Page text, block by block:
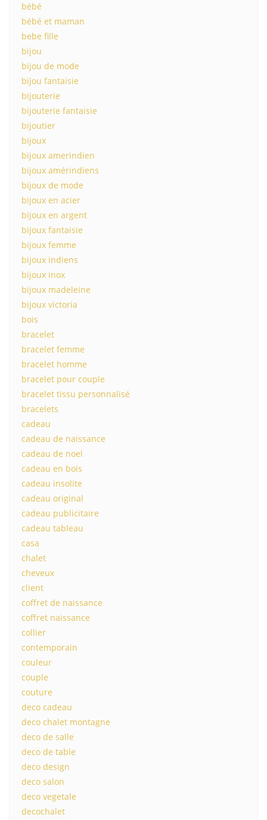
bébé
bébé et maman
bebe fille
bijou
bijou de mode
bijou fantaisie
bijouterie
bijouterie fantaisie
bijoutier
bijoux
bijoux amerindien
bijoux amérindiens
bijoux de mode
bijoux en acier
bijoux en argent
bijoux fantaisie
bijoux femme
bijoux indiens
bijoux inox
bijoux madeleine
bijoux victoria
bois
bracelet
bracelet femme
bracelet homme
bracelet pour couple
bracelet tissu personnalisé
bracelets
cadeau
cadeau de naissance
cadeau de noel
cadeau en bois
cadeau insolite
cadeau original
cadeau publicitaire
cadeau tableau
casa
chalet
cheveux
client
coffret de naissance
coffret naissance
collier
contemporain
couleur
couple
couture
deco cadeau
deco chalet montagne
deco de salle
deco de table
deco design
deco salon
deco vegetale
decochalet